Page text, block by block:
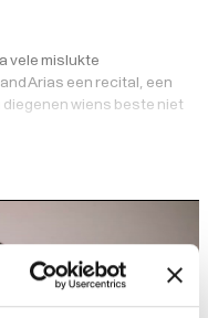
vele mislukte
Arias een recital, een
wiens beste niet
Lobel slaagde er niet in
State Choir.
Opera) slaagde er niet in
Deze twee geweldige
om een show te
en hoe we ooit